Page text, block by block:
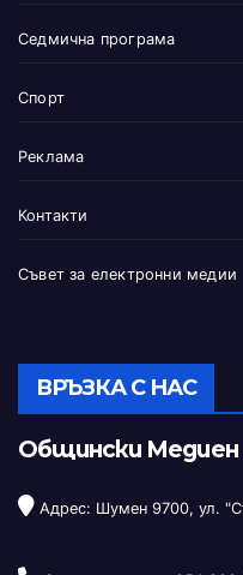
Седмична програма
Спорт
Реклама
Контакти
Съвет за електронни медии
ВРЪЗКА С НАС
Общински
Адрес: Шумен 9700, ул.